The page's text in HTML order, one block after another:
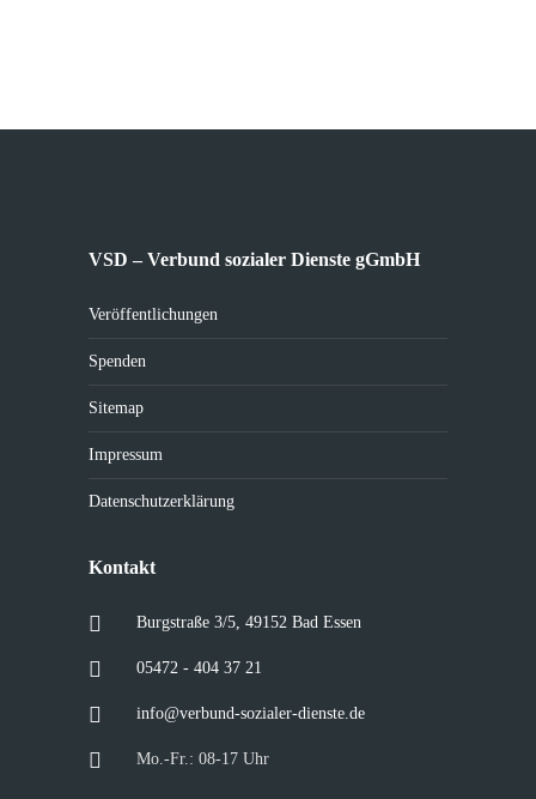
VSD – Verbund sozialer Dienste gGmbH
Veröffentlichungen
Spenden
Sitemap
Impressum
Datenschutzerklärung
Kontakt
Burgstraße 3/5, 49152 Bad Essen
05472 - 404 37 21
info@verbund-sozialer-dienste.de
Mo.-Fr.: 08-17 Uhr